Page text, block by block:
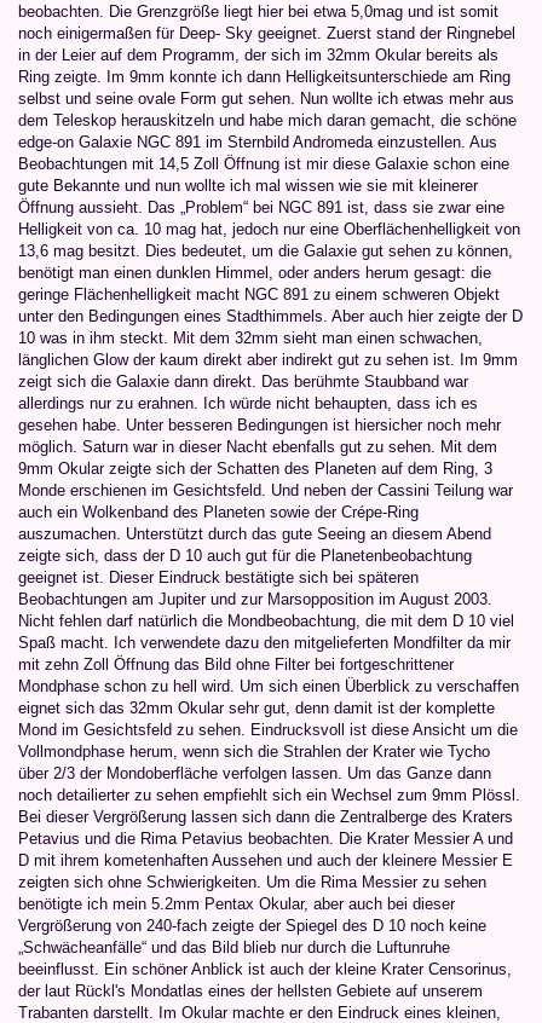
beobachten. Die Grenzgröße liegt hier bei etwa 5,0mag und ist somit
noch einigermaßen für Deep- Sky geeignet. Zuerst stand der Ringnebel
in der Leier auf dem Programm, der sich im 32mm Okular bereits als
Ring zeigte. Im 9mm konnte ich dann Helligkeitsunterschiede am Ring
selbst und seine ovale Form gut sehen. Nun wollte ich etwas mehr aus
dem Teleskop herauskitzeln und habe mich daran gemacht, die schöne
edge-on Galaxie NGC 891 im Sternbild Andromeda einzustellen. Aus
Beobachtungen mit 14,5 Zoll Öffnung ist mir diese Galaxie schon eine
gute Bekannte und nun wollte ich mal wissen wie sie mit kleinerer
Öffnung aussieht. Das „Problem“ bei NGC 891 ist, dass sie zwar eine
Helligkeit von ca. 10 mag hat, jedoch nur eine Oberflächenhelligkeit von
13,6 mag besitzt. Dies bedeutet, um die Galaxie gut sehen zu können,
benötigt man einen dunklen Himmel, oder anders herum gesagt: die
geringe Flächenhelligkeit macht NGC 891 zu einem schweren Objekt
unter den Bedingungen eines Stadthimmels. Aber auch hier zeigte der D
10 was in ihm steckt. Mit dem 32mm sieht man einen schwachen,
länglichen Glow der kaum direkt aber indirekt gut zu sehen ist. Im 9mm
zeigt sich die Galaxie dann direkt. Das berühmte Staubband war
allerdings nur zu erahnen. Ich würde nicht behaupten, dass ich es
gesehen habe. Unter besseren Bedingungen ist hiersicher noch mehr
möglich. Saturn war in dieser Nacht ebenfalls gut zu sehen. Mit dem
9mm Okular zeigte sich der Schatten des Planeten auf dem Ring, 3
Monde erschienen im Gesichtsfeld. Und neben der Cassini Teilung war
auch ein Wolkenband des Planeten sowie der Crépe-Ring
auszumachen. Unterstützt durch das gute Seeing an diesem Abend
zeigte sich, dass der D 10 auch gut für die Planetenbeobachtung
geeignet ist. Dieser Eindruck bestätigte sich bei späteren
Beobachtungen am Jupiter und zur Marsopposition im August 2003.
Nicht fehlen darf natürlich die Mondbeobachtung, die mit dem D 10 viel
Spaß macht. Ich verwendete dazu den mitgelieferten Mondfilter da mir
mit zehn Zoll Öffnung das Bild ohne Filter bei fortgeschrittener
Mondphase schon zu hell wird. Um sich einen Überblick zu verschaffen
eignet sich das 32mm Okular sehr gut, denn damit ist der komplette
Mond im Gesichtsfeld zu sehen. Eindrucksvoll ist diese Ansicht um die
Vollmondphase herum, wenn sich die Strahlen der Krater wie Tycho
über 2/3 der Mondoberfläche verfolgen lassen. Um das Ganze dann
noch detailierter zu sehen empfiehlt sich ein Wechsel zum 9mm Plössl.
Bei dieser Vergrößerung lassen sich dann die Zentralberge des Kraters
Petavius und die Rima Petavius beobachten. Die Krater Messier A und
D mit ihrem kometenhaften Aussehen und auch der kleinere Messier E
zeigten sich ohne Schwierigkeiten. Um die Rima Messier zu sehen
benötigte ich mein 5.2mm Pentax Okular, aber auch bei dieser
Vergrößerung von 240-fach zeigte der Spiegel des D 10 noch keine
„Schwächeanfälle“ und das Bild blieb nur durch die Luftunruhe
beeinflusst. Ein schöner Anblick ist auch der kleine Krater Censorinus,
der laut Rückl's Mondatlas eines der hellsten Gebiete auf unserem
Trabanten darstellt. Im Okular machte er den Eindruck eines kleinen,